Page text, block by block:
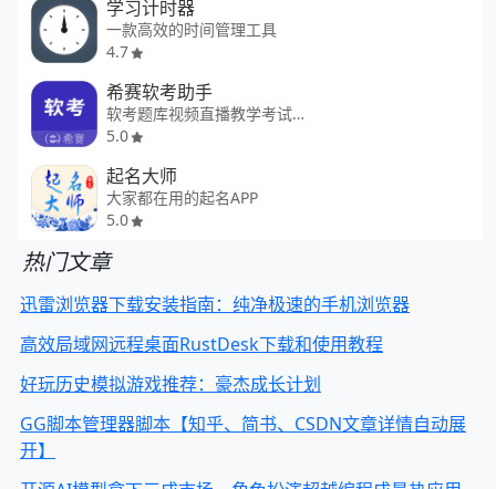
学习计时器
一款高效的时间管理工具
4.7
希赛软考助手
软考题库视频直播教学考试助手
5.0
起名大师
大家都在用的起名APP
5.0
热门文章
迅雷浏览器下载安装指南：纯净极速的手机浏览器
高效局域网远程桌面RustDesk下载和使用教程
好玩历史模拟游戏推荐：豪杰成长计划
GG脚本管理器脚本【知乎、简书、CSDN文章详情自动展
开】